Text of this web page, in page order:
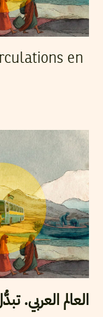
en
العالم العربي.